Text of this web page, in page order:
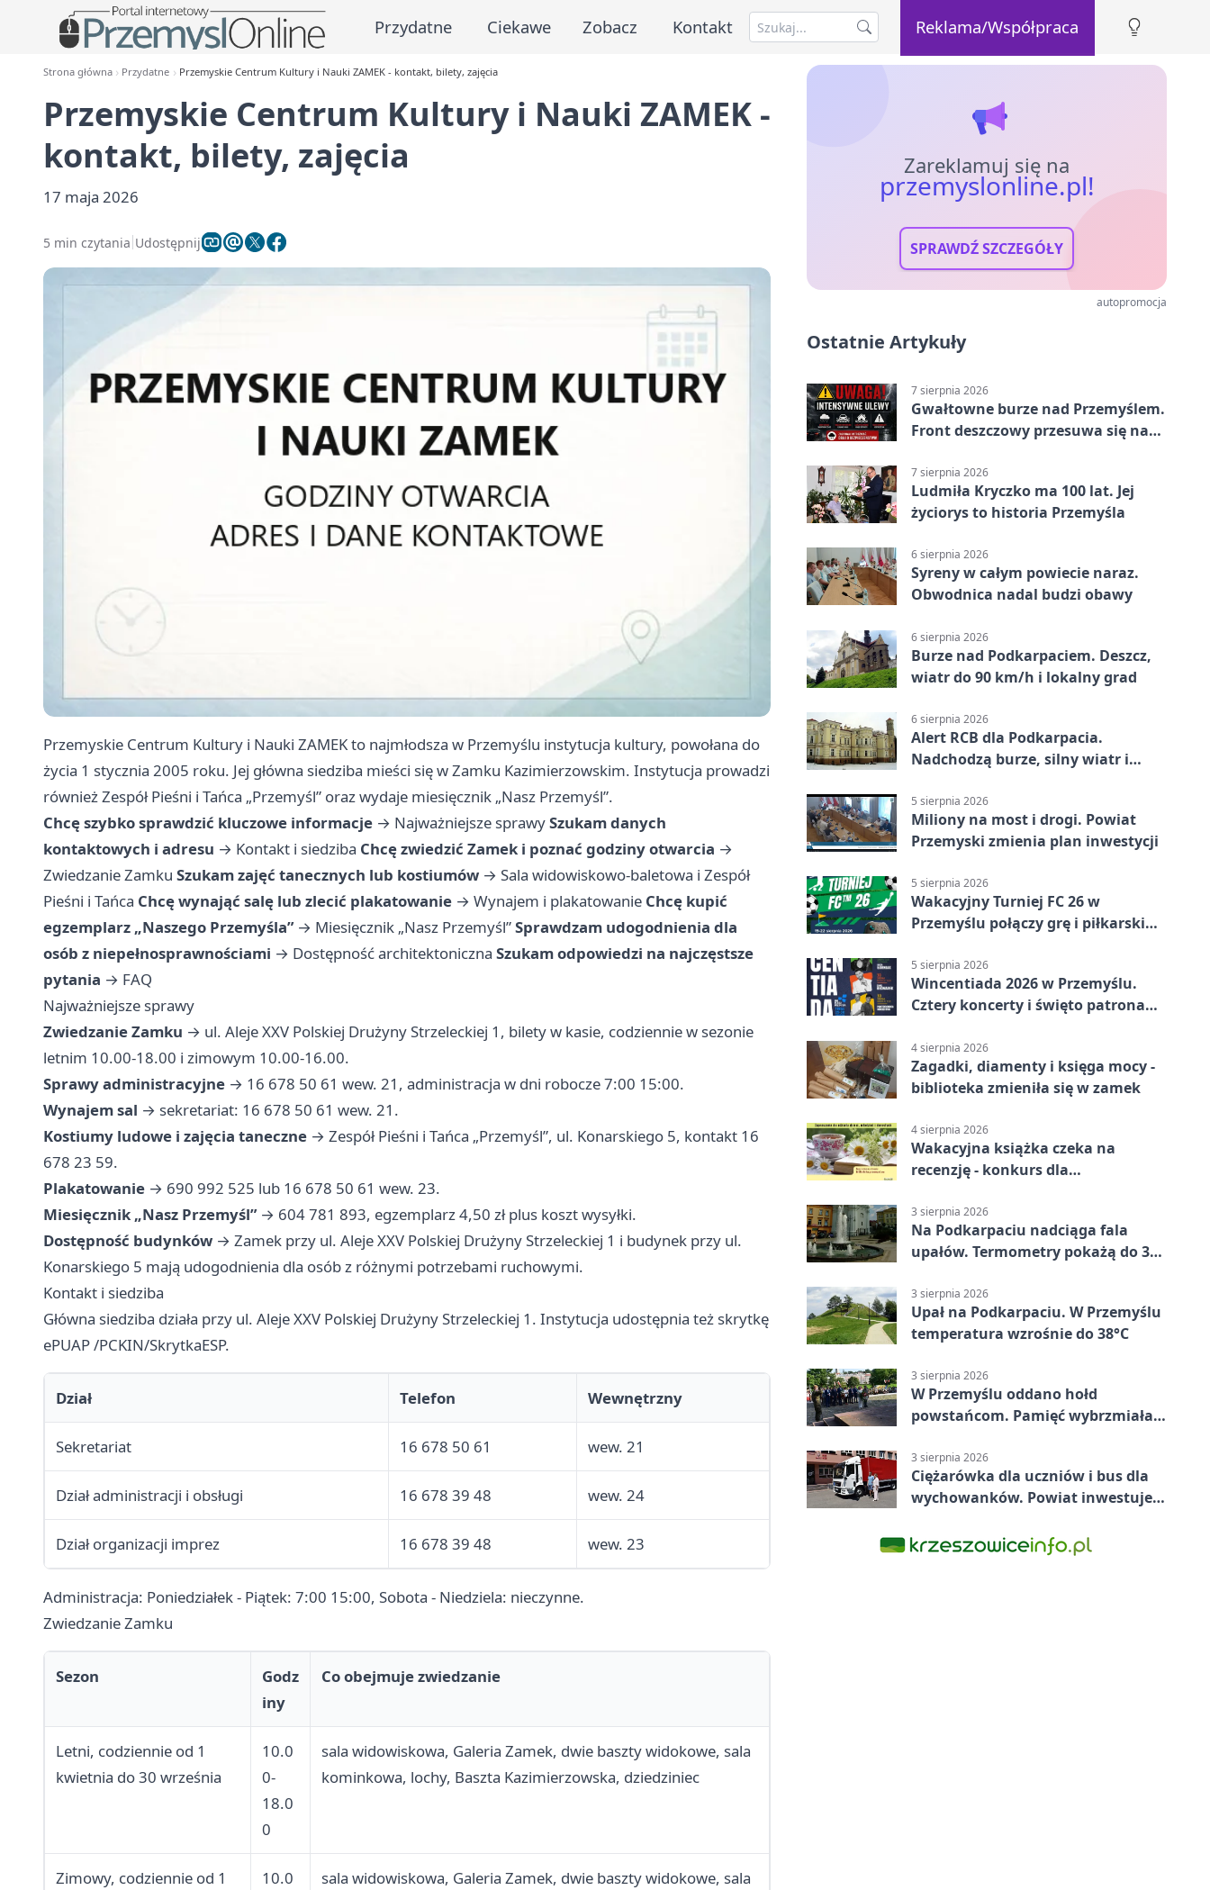
Przydatne Ciekawe Zobacz Kontakt Reklama/Współpraca
Strona główna Przydatne Przemyskie Centrum Kultury i Nauki ZAMEK - kontakt, bilety, zajęcia
Przemyskie Centrum Kultury i Nauki ZAMEK -
kontakt, bilety, zajęcia
17 maja 2026
5 min czytania Udostępnij
Przemyskie Centrum Kultury i Nauki ZAMEK to najmłodsza w Przemyślu instytucja kultury, powołana do
życia 1 stycznia 2005 roku. Jej główna siedziba mieści się w Zamku Kazimierzowskim. Instytucja prowadzi
również Zespół Pieśni i Tańca „Przemyśl” oraz wydaje miesięcznik „Nasz Przemyśl”.
Chcę szybko sprawdzić kluczowe informacje → Najważniejsze sprawySzukam danych
kontaktowych i adresu → Kontakt i siedziba Chcę zwiedzić Zamek i poznać godziny otwarcia →
Zwiedzanie Zamku Szukam zajęć tanecznych lub kostiumów → Sala widowiskowo-baletowa i Zespół
Pieśni i Tańca Chcę wynająć salę lub zlecić plakatowanie → Wynajem i plakatowanie Chcę kupić
egzemplarz „Naszego Przemyśla”→ Miesięcznik „Nasz Przemyśl”Sprawdzam udogodnienia dla
osób z niepełnosprawnościami → Dostępność architektoniczna Szukam odpowiedzi na najczęstsze
pytania → FAQ
Najważniejsze sprawy
Zwiedzanie Zamku → ul. Aleje XXV Polskiej Drużyny Strzeleckiej 1, bilety w kasie, codziennie w sezonie
letnim 10.00-18.00 i zimowym 10.00-16.00.
Sprawy administracyjne → 16 678 50 61 wew. 21, administracja w dni robocze 7:00 15:00.
Wynajem sal → sekretariat: 16 678 50 61 wew. 21.
Kostiumy ludowe i zajęcia taneczne → Zespół Pieśni i Tańca „Przemyśl”, ul. Konarskiego 5, kontakt 16
678 23 59.
Plakatowanie → 690 992 525 lub 16 678 50 61 wew. 23.
Miesięcznik „Nasz Przemyśl”→ 604 781 893, egzemplarz 4,50 zł plus koszt wysyłki.
Dostępność budynków → Zamek przy ul. Aleje XXV Polskiej Drużyny Strzeleckiej 1 i budynek przy ul.
Konarskiego 5 mają udogodnienia dla osób z różnymi potrzebami ruchowymi.
Kontakt i siedziba
Główna siedziba działa przy ul. Aleje XXV Polskiej Drużyny Strzeleckiej 1. Instytucja udostępnia też skrytkę
ePUAP /PCKIN/SkrytkaESP.
Dział Telefon Wewnętrzny
Sekretariat 16 678 50 61 wew. 21
Dział administracji i obsługi 16 678 39 48 wew. 24
Dział organizacji imprez 16 678 39 48 wew. 23
Administracja: Poniedziałek - Piątek: 7:00 15:00, Sobota - Niedziela: nieczynne.
Zwiedzanie Zamku
Sezon
Godz
iny
Co obejmuje zwiedzanie
Letni, codziennie od 1
kwietnia do 30 września
10.0
0-
18.0
0
sala widowiskowa, Galeria Zamek, dwie baszty widokowe, sala
kominkowa, lochy, Baszta Kazimierzowska, dziedziniec
Zimowy, codziennie od 1
10.0
sala widowiskowa, Galeria Zamek, dwie baszty widokowe, sala
Zareklamuj się na
przemyslonline.pl!
SPRAWDŹ SZCZEGÓŁY
autopromocja
Ostatnie Artykuły
7 sierpnia 2026
Gwałtowne burze nad Przemyślem.
Front deszczowy przesuwa się na
7 sierpnia 2026
Ludmiła Kryczko ma 100 lat. Jej
życiorys to historia Przemyśla
6 sierpnia 2026
Syreny w całym powiecie naraz.
Obwodnica nadal budzi obawy
6 sierpnia 2026
Burze nad Podkarpaciem. Deszcz,
wiatr do 90 km/h i lokalny grad
6 sierpnia 2026
Alert RCB dla Podkarpacia.
Nadchodzą burze, silny wiatr i
5 sierpnia 2026
Miliony na most i drogi. Powiat
Przemyski zmienia plan inwestycji
5 sierpnia 2026
Wakacyjny Turniej FC 26 w
Przemyślu połączy grę i piłkarski
5 sierpnia 2026
Wincentiada 2026 w Przemyślu.
Cztery koncerty i święto patrona
4 sierpnia 2026
Zagadki, diamenty i księga mocy -
biblioteka zmieniła się w zamek
4 sierpnia 2026
Wakacyjna książka czeka na
recenzję - konkurs dla
3 sierpnia 2026
Na Podkarpaciu nadciąga fala
upałów. Termometry pokażą do 36
3 sierpnia 2026
Upał na Podkarpaciu. W Przemyślu
temperatura wzrośnie do 38°C
3 sierpnia 2026
W Przemyślu oddano hołd
powstańcom. Pamięć wybrzmiała
3 sierpnia 2026
Ciężarówka dla uczniów i bus dla
wychowanków. Powiat inwestuje